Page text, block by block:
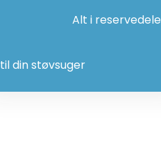
Alt i reservedele
til din støvsuger